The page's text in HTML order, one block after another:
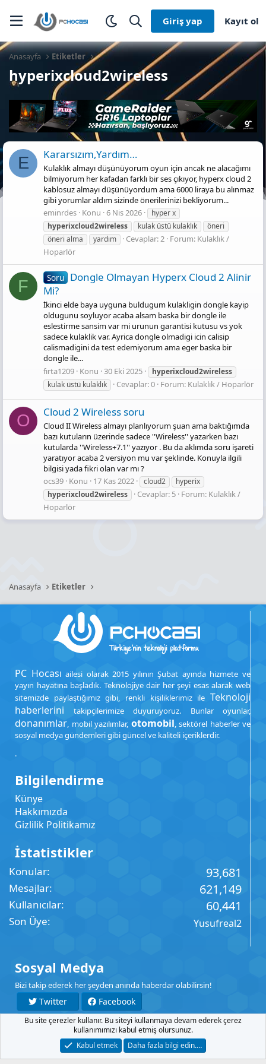
Giriş yap Kayıt ol
Anasayfa Etiketler
hyperixcloud2wireless
E Kararsızım,Yardım…
Kulaklık almayı düşünüyorum oyun için ancak ne alacağımı
bilmiyorum her kafadan farklı bir ses çıkıyor, hyperx cloud 2
kablosuz almayı düşünüyordum ama 6000 liraya bu alınmaz
gibi yorumlar aldım sizinde önerilerinizi bekliyorum...
eminrdes Konu 6 Nis 2026
hyper x
hyperixcloud2wireless
kulak üstü kulaklık
öneri
öneri alma
yardım Cevaplar: 2 Forum: Kulaklık /
Hoparlör
F Soru Dongle Olmayan Hyperx Cloud 2 Alinir
Mi?
İkinci elde baya uyguna buldugum kulakligin dongle kayip
oldugunu soyluyor acaba alsam baska bir dongle ile
eslestirme sansim var mi urunun garantisi kutusu vs yok
sadece kulaklik var. Ayrica dongle olmadigi icin calisip
calismadigini da test edemiyorum ama eger baska bir
dongle ile...
fırta1209 Konu 30 Eki 2025
hyperixcloud2wireless
kulak üstü kulaklık
Cevaplar: 0 Forum: Kulaklık / Hoparlör
O Cloud 2 Wireless soru
Cloud II Wireless almayı planlıyorum şuan ama baktığımda
bazı kutuların üzerinde sadece ''Wireless'' yazarken bazı
kutularda ''Wireless+7.1'' yazıyor . Bu da aklımda soru işareti
yaratıyor acaba 2 versiyon mu var şeklinde. Konuyla ilgili
bilgisi yada fikri olan var mı ?
ocs39 Konu 17 Kas 2022 cloud2
hyperix
hyperixcloud2wireless
Cevaplar: 5 Forum: Kulaklık /
Hoparlör
Anasayfa Etiketler
PC Hocası ailesi olarak 2015 yılının Şubat ayında hizmete ve
yayın hayatına başladık. Teknolojiye dair her şeyi esas alarak web
sitemizde paylaştığımız gibi, renkli kişiliklerimiz ile Teknoloji
haberlerini takipçilerimize duyuruyoruz. Bunlar oyunlar,
donanımlar, mobil yazılımlar, otomobil, sektörel haberler ve
sosyal medya gündemleri gibi güncel ve kaliteli içeriklerdir.
.
Bilgilendirme
Künye
Hakkımızda
Gizlilik Politikamız
İstatistikler
Konular 93,681
Mesajlar 621,149
Kullanıcılar 60,441
Son Üye Yusufreal2
Sosyal Medya
Bizi takip ederek her şeyden anında haberdar olabilirsin!
Twitter
Facebook
YouTube
Instagram
Şartlar Gizlilik Yardım Anasayfa
R
Bu site çerezler kullanır. Bu siteyi kullanmaya devam ederek çerez
kullanımımızı kabul etmiş olursunuz.
Kabul etmek
Daha fazla bilgi edin.…